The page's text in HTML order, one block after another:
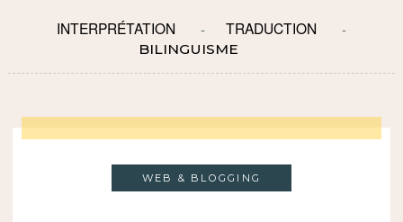
INTERPRÉTATION TRADUCTION
BILINGUISME
WEB & BLOGGING